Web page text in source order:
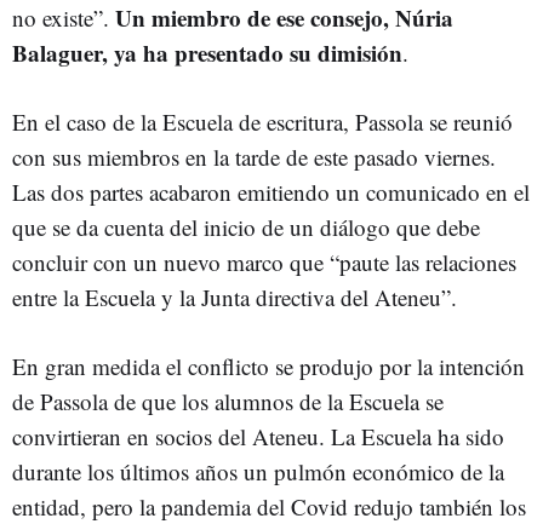
no existe”. Un miembro de ese consejo, Núria
Balaguer, ya ha presentado su dimisión.
En el caso de la Escuela de escritura, Passola se reunió
con sus miembros en la tarde de este pasado viernes.
Las dos partes acabaron emitiendo un comunicado en el
que se da cuenta del inicio de un diálogo que debe
concluir con un nuevo marco que “paute las relaciones
entre la Escuela y la Junta directiva del Ateneu”.
En gran medida el conflicto se produjo por la intención
de Passola de que los alumnos de la Escuela se
convirtieran en socios del Ateneu. La Escuela ha sido
durante los últimos años un pulmón económico de la
entidad, pero la pandemia del Covid redujo también los